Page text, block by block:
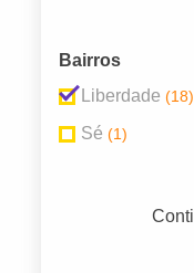
Bairros
Liberdade (18)
Sé (1)